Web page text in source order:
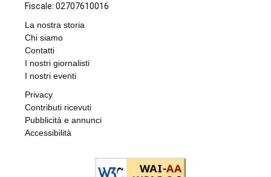
Fiscale: 02707610016
La nostra storia
Chi siamo
Contatti
I nostri giornalisti
I nostri eventi
Privacy
Contributi ricevuti
Pubblicità e annunci
Accessibilità